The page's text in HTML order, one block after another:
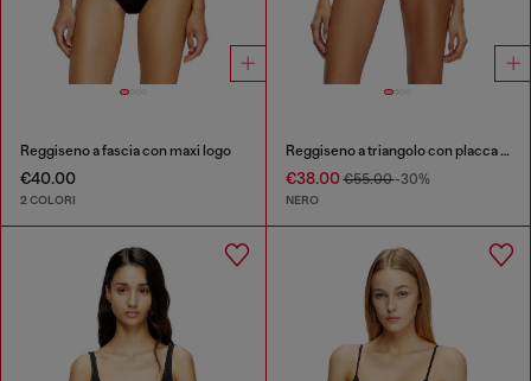
Reggiseno a fascia con maxi logo
€40.00
2 COLORI
Reggiseno a triangolo con placca Oval D
€38.00€55.00-30%
NERO